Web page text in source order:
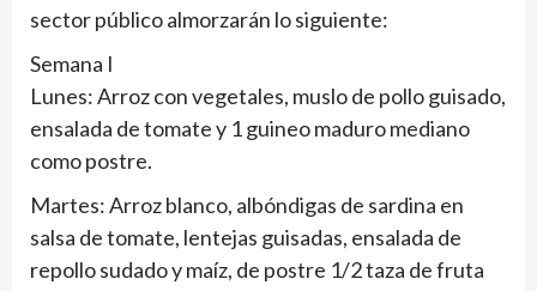
sector público almorzarán lo siguiente:
Semana I
Lunes: Arroz con vegetales, muslo de pollo guisado,
ensalada de tomate y 1 guineo maduro mediano
como postre.
Martes: Arroz blanco, albóndigas de sardina en
salsa de tomate, lentejas guisadas, ensalada de
repollo sudado y maíz, de postre 1/2 taza de fruta